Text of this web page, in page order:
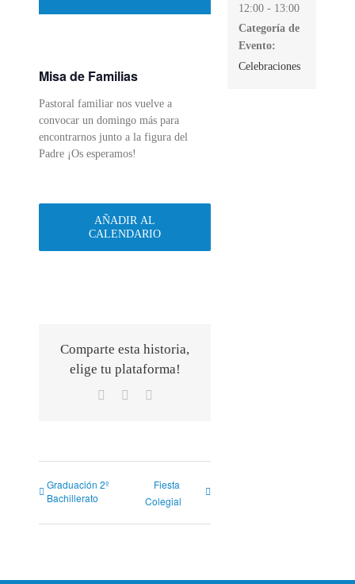
Misa de Familias
Pastoral familiar nos vuelve a
convocar un domingo más para
encontrarnos junto a la figura del
Padre ¡Os esperamos!
AÑADIR AL
CALENDARIO
Comparte esta historia,
elige tu plataforma!
Facebook
Graduación 2º
Bachillerato
Fiesta
Colegial
12:00 - 13:00
Categoría de
Evento:
Celebraciones